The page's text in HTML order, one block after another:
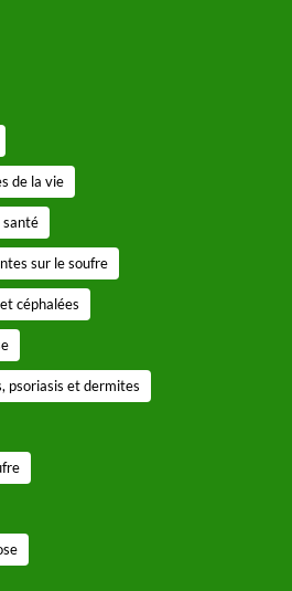
de la vie
santé
sur le soufre
céphalées
psoriasis et dermites